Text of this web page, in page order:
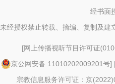
经书面
未经授权禁止转载、摘编、复制及建
[网上传播视听节目许可证
京公网安备 11010202009201号]
宗教信息服务许可证：京